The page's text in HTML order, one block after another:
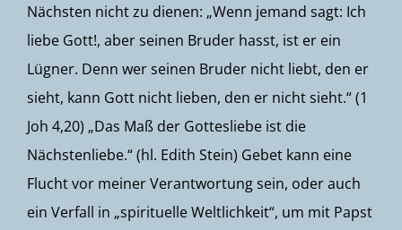
Nächsten nicht zu dienen: „Wenn jemand sagt: Ich
liebe Gott!, aber seinen Bruder hasst, ist er ein
Lügner. Denn wer seinen Bruder nicht liebt, den er
sieht, kann Gott nicht lieben, den er nicht sieht.“ (1
Joh 4,20) „Das Maß der Gottesliebe ist die
Nächstenliebe.“ (hl. Edith Stein) Gebet kann eine
Flucht vor meiner Verantwortung sein, oder auch
ein Verfall in „spirituelle Weltlichkeit“, um mit Papst